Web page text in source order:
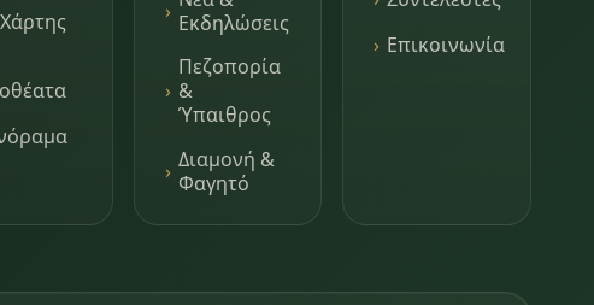
Εκδηλώσεις
Πεζοπορία
&
Ύπαιθρος
Διαμονή &
Φαγητό
Επικοινωνία